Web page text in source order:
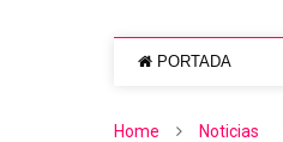
PORTADA
Home Noticias